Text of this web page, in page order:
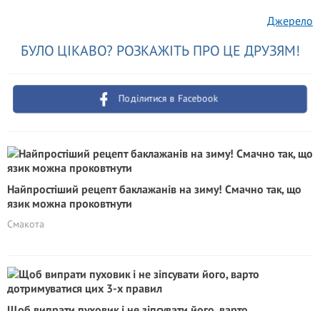
Джерело
БУЛО ЦІКАВО? РОЗКАЖІТЬ ПРО ЦЕ ДРУЗЯМ!
Поділитися в Facebook
Найпростіший рецепт баклажанів на зиму! Смачно так, що
язик можна проковтнути
Смакота